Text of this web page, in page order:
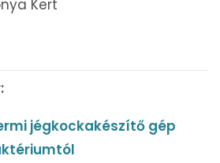
Kert
jégkockakészítő gép